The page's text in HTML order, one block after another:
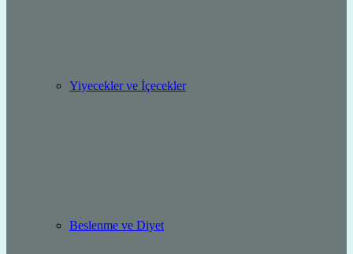
Yiyecekler ve İçecekler
Beslenme ve Diyet